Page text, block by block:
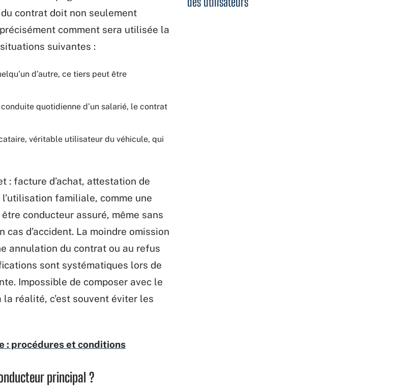
contrat doit non seulement
comment sera utilisée la
suivantes :
d’autre, ce tiers peut être
quotidienne d’un salarié, le contrat
véritable utilisateur du véhicule, qui
: facture d’achat, attestation de
familiale, comme une
conducteur assuré, même sans
d’accident. La moindre omission
annulation du contrat ou au refus
sont systématiques lors de
Impossible de composer avec le
réalité, c’est souvent éviter les
: procédures et conditions
principal ?